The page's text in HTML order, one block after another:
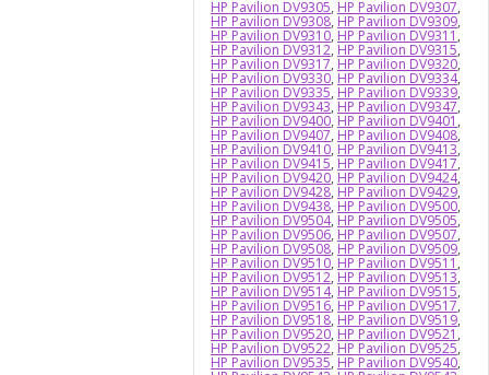
HP Pavilion DV9305, HP Pavilion DV9307,
HP Pavilion DV9308, HP Pavilion DV9309,
HP Pavilion DV9310, HP Pavilion DV9311 ,
HP Pavilion DV9312, HP Pavilion DV9315,
HP Pavilion DV9317, HP Pavilion DV9320,
HP Pavilion DV9330, HP Pavilion DV9334,
HP Pavilion DV9335, HP Pavilion DV9339,
HP Pavilion DV9343, HP Pavilion DV9347,
HP Pavilion DV9400, HP Pavilion DV9401 ,
HP Pavilion DV9407, HP Pavilion DV9408,
HP Pavilion DV9410, HP Pavilion DV9413,
HP Pavilion DV9415, HP Pavilion DV9417,
HP Pavilion DV9420, HP Pavilion DV9424,
HP Pavilion DV9428, HP Pavilion DV9429,
HP Pavilion DV9438, HP Pavilion DV9500,
HP Pavilion DV9504, HP Pavilion DV9505,
HP Pavilion DV9506, HP Pavilion DV9507,
HP Pavilion DV9508, HP Pavilion DV9509,
HP Pavilion DV9510, HP Pavilion DV9511 ,
HP Pavilion DV9512, HP Pavilion DV9513,
HP Pavilion DV9514, HP Pavilion DV9515,
HP Pavilion DV9516, HP Pavilion DV9517,
HP Pavilion DV9518, HP Pavilion DV9519,
HP Pavilion DV9520, HP Pavilion DV9521 ,
HP Pavilion DV9522, HP Pavilion DV9525,
HP Pavilion DV9535, HP Pavilion DV9540,